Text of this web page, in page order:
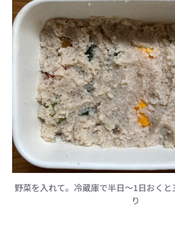
野菜を入れて。冷蔵庫で半日～1日おく
り